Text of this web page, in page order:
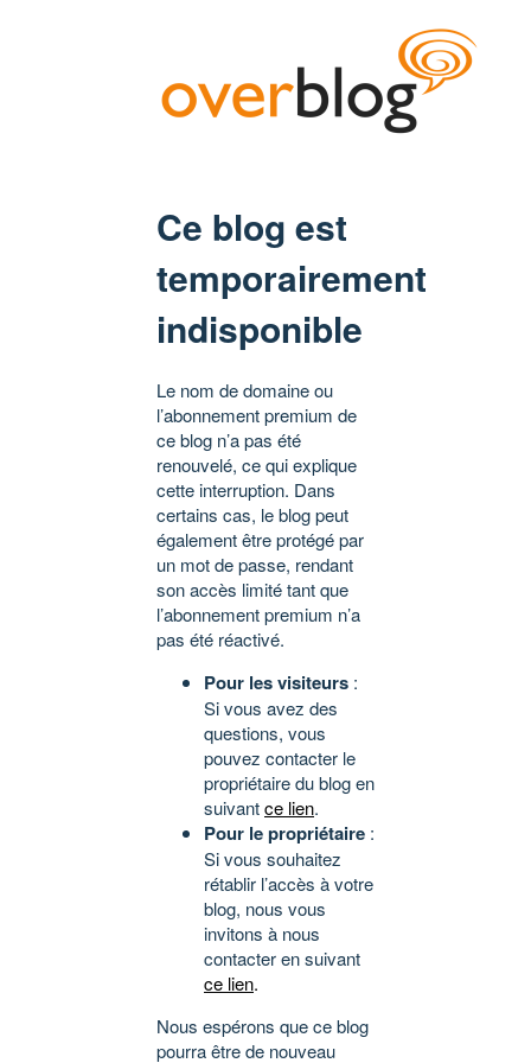
Ce blog est
temporairement
indisponible
Le nom de domaine ou
l’abonnement premium de
ce blog n’a pas été
renouvelé, ce qui explique
cette interruption. Dans
certains cas, le blog peut
également être protégé par
un mot de passe, rendant
son accès limité tant que
l’abonnement premium n’a
pas été réactivé.
Pour les visiteurs :
Si vous avez des
questions, vous
pouvez contacter le
propriétaire du blog en
suivantce lien.
Pour le propriétaire :
Si vous souhaitez
rétablir l’accès à votre
blog, nous vous
invitons à nous
contacter en suivant
ce lien.
Nous espérons que ce blog
pourra être de nouveau